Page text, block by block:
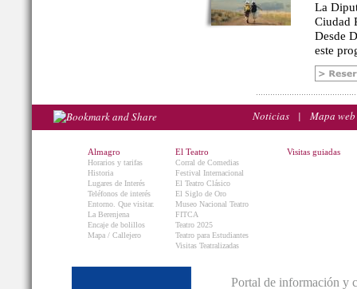
La
Ciudad
Desde
este
Noticias | Mapa web
Almagro
Horarios y tarifas
Historia
Lugares de Interés
Teléfonos de interés
Entorno. Que visitar.
La Berenjena
Encaje de bolillos
Mapa / Callejero
El Teatro
Corral de Comedias
Festival Internacional
El Teatro Clásico
El Siglo de Oro
Museo Nacional Teatro
FITCA
Teatro 2025
Teatro para Estudiantes
Visitas Teatralizadas
Visitas guiadas
Portal de información y